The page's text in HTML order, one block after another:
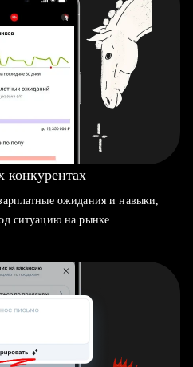
конкурентах
ожидания и навыки,
ситуацию на рынке